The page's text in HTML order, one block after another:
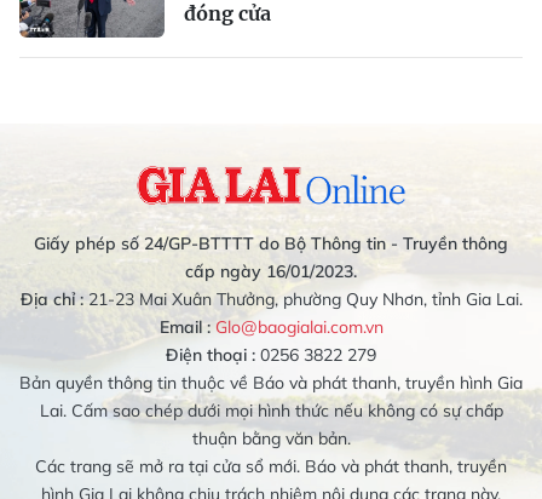
đóng cửa
Giấy phép số 24/GP-BTTTT do Bộ Thông tin - Truyền thông
cấp ngày 16/01/2023.
Địa chỉ :21-23 Mai Xuân Thưởng, phường Quy Nhơn, tỉnh Gia Lai.
Email : Glo@baogialai.com.vn
Điện thoại : 0256 3822 279
Bản quyền thông tin thuộc về Báo và phát thanh, truyền hình Gia
Lai. Cấm sao chép dưới mọi hình thức nếu không có sự chấp
thuận bằng văn bản.
Các trang sẽ mở ra tại cửa sổ mới. Báo và phát thanh, truyền
hình Gia Lai không chịu trách nhiệm nội dung các trang này.